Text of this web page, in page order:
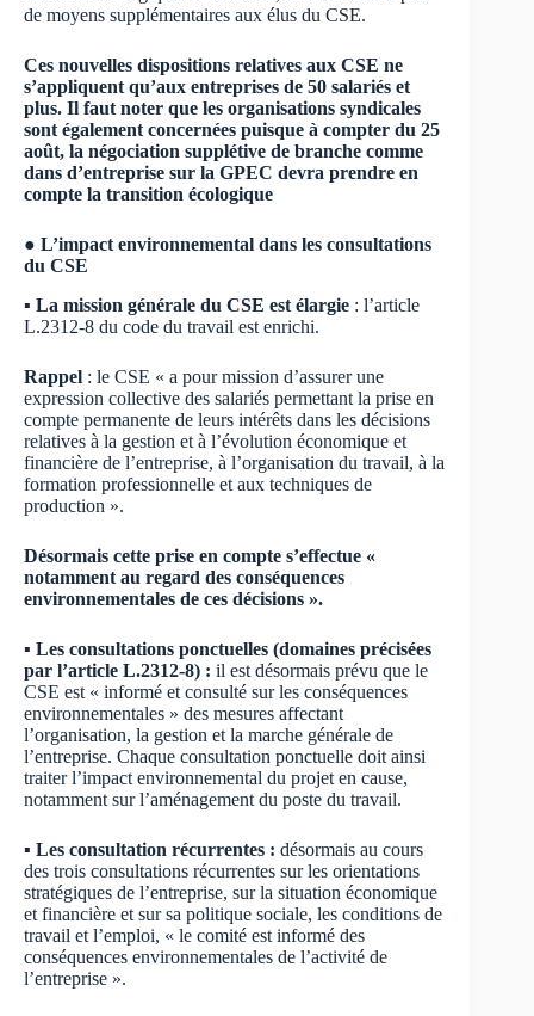
de moyens supplémentaires aux élus du CSE.
Ces nouvelles dispositions relatives aux CSE ne
s’appliquent qu’aux entreprises de 50 salariés et
plus. Il faut noter que les organisations syndicales
sont également concernées puisque à compter du 25
août, la négociation supplétive de branche comme
dans d’entreprise sur la GPEC devra prendre en
compte la transition écologique
● L’impact environnemental dans les consultations
du CSE
▪ La mission générale du CSE est élargie : l’article
L.2312-8 du code du travail est enrichi.
Rappel : le CSE « a pour mission d’assurer une
expression collective des salariés permettant la prise en
compte permanente de leurs intérêts dans les décisions
relatives à la gestion et à l’évolution économique et
financière de l’entreprise, à l’organisation du travail, à la
formation professionnelle et aux techniques de
production ».
Désormais cette prise en compte s’effectue «
notamment au regard des conséquences
environnementales de ces décisions ».
▪ Les consultations ponctuelles (domaines précisées
par l’article L.2312-8) : il est désormais prévu que le
CSE est « informé et consulté sur les conséquences
environnementales » des mesures affectant
l’organisation, la gestion et la marche générale de
l’entreprise. Chaque consultation ponctuelle doit ainsi
traiter l’impact environnemental du projet en cause,
notamment sur l’aménagement du poste du travail.
▪ Les consultation récurrentes : désormais au cours
des trois consultations récurrentes sur les orientations
stratégiques de l’entreprise, sur la situation économique
et financière et sur sa politique sociale, les conditions de
travail et l’emploi, « le comité est informé des
conséquences environnementales de l’activité de
l’entreprise ».